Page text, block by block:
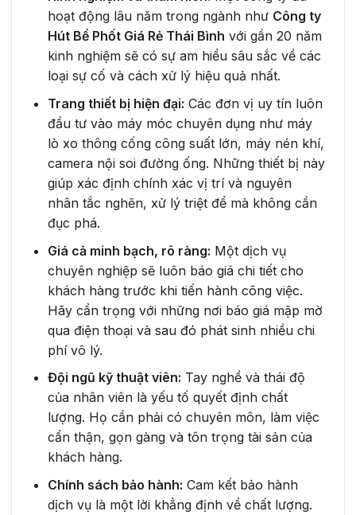
hoạt động lâu năm trong ngành như Công ty
Hút Bể Phốt Giá Rẻ Thái Bình với gần 20 năm
kinh nghiệm sẽ có sự am hiểu sâu sắc về các
loại sự cố và cách xử lý hiệu quả nhất.
Trang thiết bị hiện đại: Các đơn vị uy tín luôn
đầu tư vào máy móc chuyên dụng như máy
lò xo thông cống công suất lớn, máy nén khí,
camera nội soi đường ống. Những thiết bị này
giúp xác định chính xác vị trí và nguyên
nhân tắc nghẽn, xử lý triệt để mà không cần
đục phá.
Giá cả minh bạch, rõ ràng: Một dịch vụ
chuyên nghiệp sẽ luôn báo giá chi tiết cho
khách hàng trước khi tiến hành công việc.
Hãy cẩn trọng với những nơi báo giá mập mờ
qua điện thoại và sau đó phát sinh nhiều chi
phí vô lý.
Đội ngũ kỹ thuật viên: Tay nghề và thái độ
của nhân viên là yếu tố quyết định chất
lượng. Họ cần phải có chuyên môn, làm việc
cẩn thận, gọn gàng và tôn trọng tài sản của
khách hàng.
Chính sách bảo hành: Cam kết bảo hành
dịch vụ là một lời khẳng định về chất lượng.